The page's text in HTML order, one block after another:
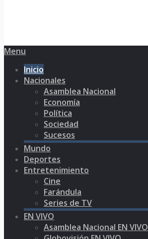
Menu
Inicio
Nacionales
Asamblea Nacional
Economía
Política
Sociedad
Sucesos
Mundo
Deportes
Entretenimiento
Cine
Farándula
Series de TV
EN VIVO
Asamblea Nacional EN VIVO